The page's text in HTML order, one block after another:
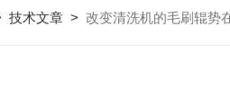
技术文章 > 改变清洗机的毛刷辊势